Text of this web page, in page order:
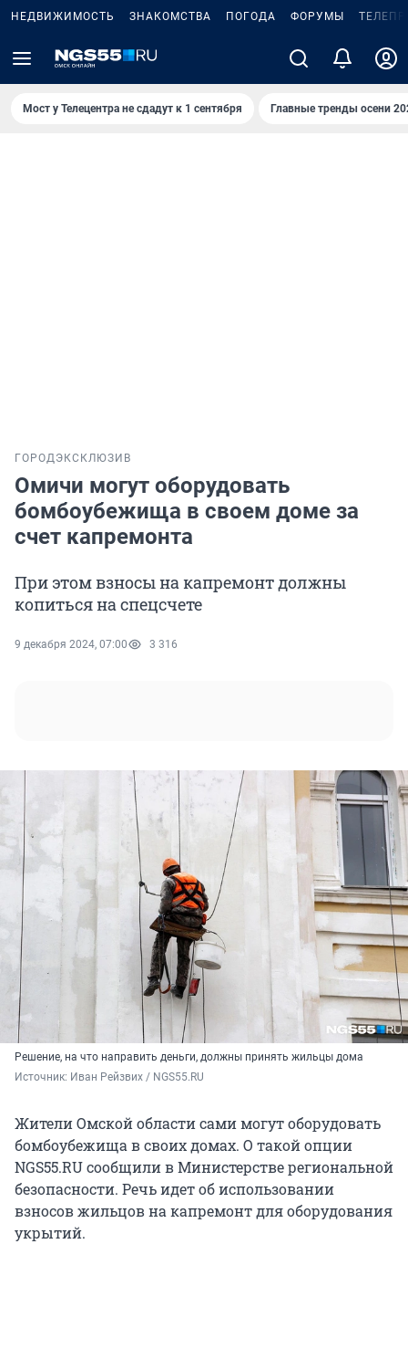
НЕДВИЖИМОСТЬ ЗНАКОМСТВА ПОГОДА ФОРУМЫ
Мост у Телецентра не сдадут к 1 сентября Главные тренды осени
ГОРОДЭКСКЛЮЗИВ
Омичи могут оборудовать
бомбоубежища в своем доме за
счет капремонта
При этом взносы на капремонт должны
копиться на спецсчете
9 декабря 2024, 07:00 3 316
Решение, на что направить деньги, должны принять жильцы дома
Источник: Иван Рейзвих / NGS55.RU
Жители Омской области сами могут оборудовать
бомбоубежища в своих домах. О такой опции
NGS55.RU сообщили в Министерстве региональной
безопасности. Речь идет об использовании
взносов жильцов на капремонт для оборудования
укрытий.